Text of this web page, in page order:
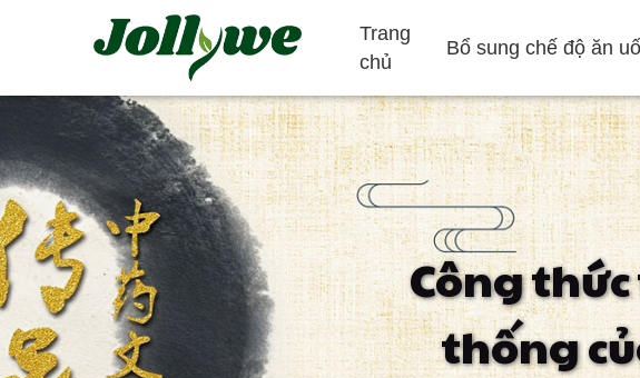
Trang
chủ
Bổ sung chế độ ăn
Giảm táo bón
Bổ sung giảm
Bổ sung làm đẹp
Tăng cường
thống miễn
Máy tính bảng/Thuốc Viên nang gelatin Đồ
Công
thống